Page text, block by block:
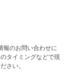
報のお問い合わせに
タイミングなどで現
さい。